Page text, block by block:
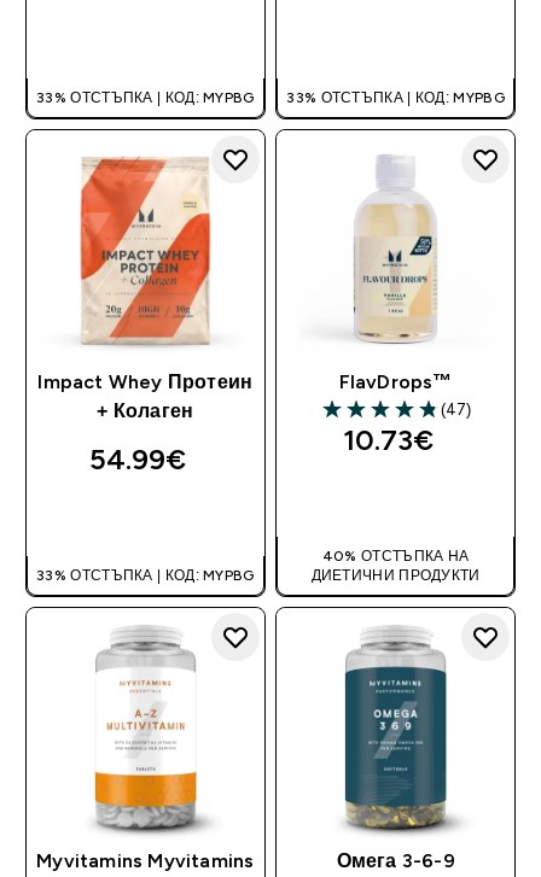
33% ОТСТЪПКА | КОД: MYPBG 33% ОТСТЪПКА | КОД: MYPBG
Impact Whey Протеин
+ Колаген
54.99€‎
33% ОТСТЪПКА | КОД: MYPBG
FlavDrops™
4.83 out of 5 stars
(47)
10.73€‎
40% ОТСТЪПКА НА
ДИЕТИЧНИ ПРОДУКТИ
Myvitamins Myvitamins
Омега 3-6-9